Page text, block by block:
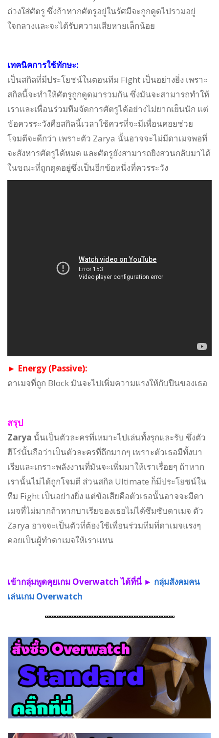
ถ่วงใส่ศัตรู ซึ่งถ้าหากศัตรูอยู่ในรัศมีจะถูกดูดไปรวมอยู่
ใจกลางและจะได้รับความเสียหายเล็กน้อย
เทคนิคการใช้ทักษะ:
เป็นสกิลที่มีประโยชน์ในตอนทีม Fight เป็นอย่างยิ่ง เพราะ
สกิลนี้จะทำให้ศัตรูถูกดูดมารวมกัน ซึ่งมันจะสามารถทำให้
เราและเพื่อนร่วมทีมจัดการศัตรูได้อย่างไม่ยากเย็นนัก แต่
ข้อควรระวังคือสกิลนี้เวลาใช้ควรที่จะมีเพื่อนคอยช่วย
โจมตีจะดีกว่า เพราะตัว Zarya นั้นอาจจะไม่มีดาเมจพอที่
จะสังหารศัตรูได้หมด และศัตรูยังสามารถยิงสวนกลับมาได้
ในขณะที่ถูกดูดอยู่ซึ่งเป็นอีกข้อหนึ่งที่ควรระวัง
► Energy (Passive):
ดาเมจที่ถูก Block มันจะไปเพิ่มความแรงให้กับปืนของเธอ
สรุป
Zarya นั้นเป็นตัวละครที่เหมาะไปเล่นทั้งรุกและรับ ซึ่งตัว
ฮีโร่นั้นถือว่าเป็นตัวละครที่ถึกมากๆ เพราะตัวเธอมีทั้งบา
เรียและเกราะพลังงานที่มันจะเพิ่มมาให้เราเรื่อยๆ ถ้าหาก
เรานั้นไม่ได้ถูกโจมตี ส่วนสกิล Ultimate ก็มีประโยชน์ใน
ทีม Fight เป็นอย่างยิ่ง แต่ข้อเสียคือตัวเธอนั้นอาจจะมีดา
เมจที่ไม่มากถ้าหากบาเรียของเธอไม่ได้ซึมซับดาเมจ ตัว
Zarya อาจจะเป็นตัวที่ต้องใช้เพื่อนร่วมทีมที่ดาเมจแรงๆ
คอยเป็นผู้ทำดาเมจให้เราแทน
เข้ากลุ่มพูดคุยเกม Overwatch ได้ที่นี่ ► กลุ่มสังคมคน
เล่นเกม Overwatch